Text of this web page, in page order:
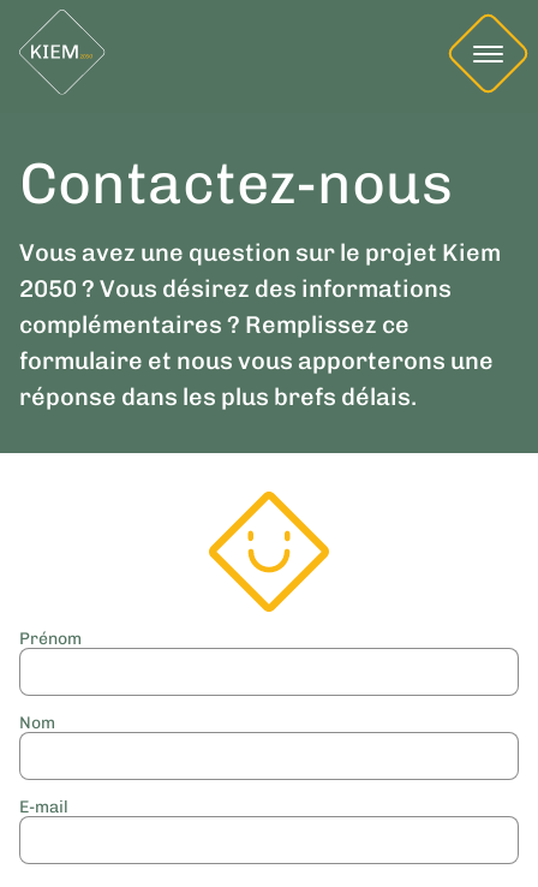
Contactez-nous
Vous avez une question sur le projet Kiem
2050 ? Vous désirez des informations
complémentaires ? Remplissez ce
formulaire et nous vous apporterons une
réponse dans les plus brefs délais.
Prénom
Nom
E-mail